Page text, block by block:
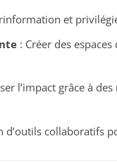
et
: Créer des espaces
l’impact grâce à
collaboratifs